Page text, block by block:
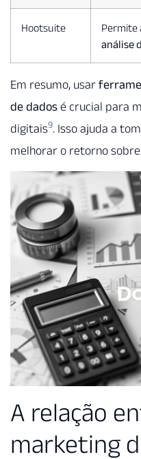
Hootsuite Permite
análise
Em resumo, usar
de dados é crucial para
digitais9. Isso ajuda a
melhorar o retorno
A relação
marketing